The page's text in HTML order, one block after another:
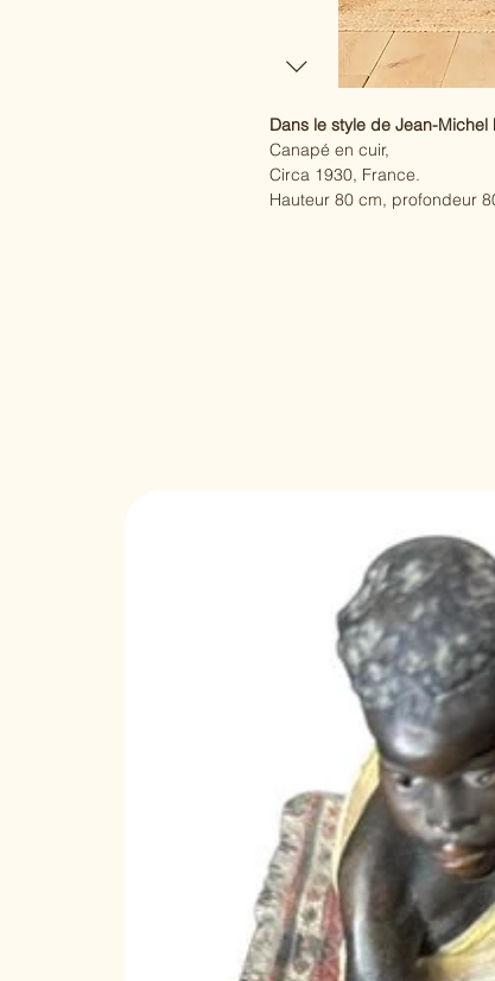
Dans le style de Jean-Michel
Canapé en cuir,
Circa 1930, France.
Hauteur 80 cm, profondeur